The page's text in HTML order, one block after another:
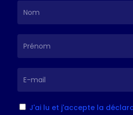
J'ai lu et j'accepte la